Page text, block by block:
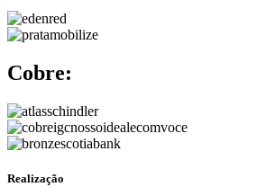
Cobre:
Realização